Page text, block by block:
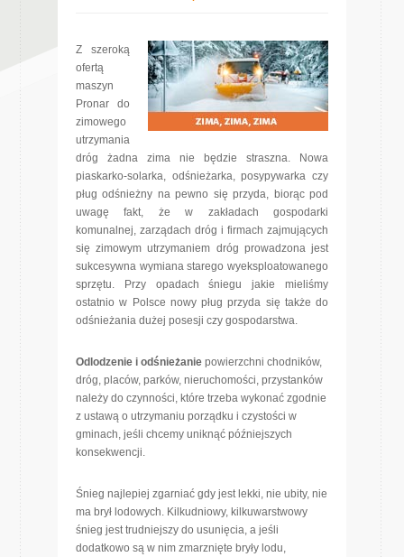
Z szeroką
ofertą
maszyn
Pronar do
zimowego
utrzymania
dróg żadna zima nie będzie straszna. Nowa
piaskarko-solarka, odśnieżarka, posypywarka czy
pług odśnieżny na pewno się przyda, biorąc pod
uwagę fakt, że w zakładach gospodarki
komunalnej, zarządach dróg i firmach zajmujących
się zimowym utrzymaniem dróg prowadzona jest
sukcesywna wymiana starego wyeksploatowanego
sprzętu. Przy opadach śniegu jakie mieliśmy
ostatnio w Polsce nowy pług przyda się także do
odśnieżania dużej posesji czy gospodarstwa.
Odlodzenie i odśnieżanie powierzchni chodników,
dróg, placów, parków, nieruchomości, przystanków
należy do czynności, które trzeba wykonać zgodnie
z ustawą o utrzymaniu porządku i czystości w
gminach, jeśli chcemy uniknąć późniejszych
konsekwencji.
Śnieg najlepiej zgarniać gdy jest lekki, nie ubity, nie
ma brył lodowych. Kilkudniowy, kilkuwarstwowy
śnieg jest trudniejszy do usunięcia, a jeśli
dodatkowo są w nim zmarznięte bryły lodu,